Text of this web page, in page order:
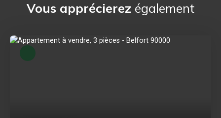
Vous apprécierez également